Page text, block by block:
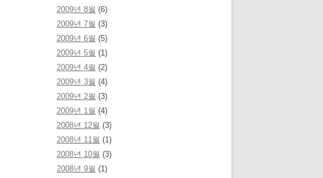
2009년 8월 (6)
2009년 7월 (3)
2009년 6월 (5)
2009년 5월 (1)
2009년 4월 (2)
2009년 3월 (4)
2009년 2월 (3)
2009년 1월 (4)
2008년 12월 (3)
2008년 11월 (1)
2008년 10월 (3)
2008년 9월 (1)